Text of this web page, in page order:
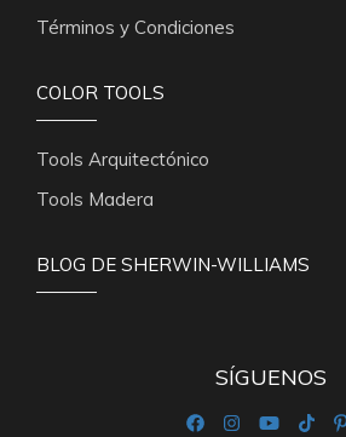
Términos y Condiciones
COLOR TOOLS
Tools Arquitectónico
Tools Madera
BLOG DE SHERWIN-WILLIAMS
SÍGUENOS